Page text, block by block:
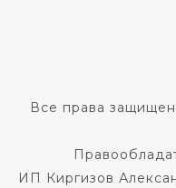
Все права
ИП Киргизов